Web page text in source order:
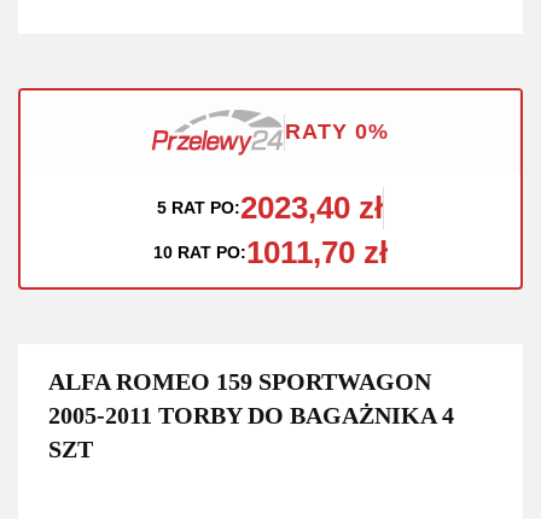
RATY 0%
5 RAT PO:2023,40 zł
10 RAT PO:1011,70 zł
ALFA ROMEO 159 SPORTWAGON
2005-2011 TORBY DO BAGAŻNIKA 4
SZT